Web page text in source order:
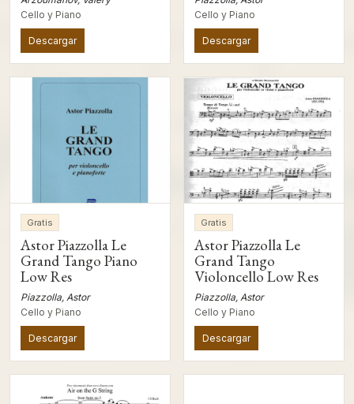
Cello y Piano
Descargar
Cello y Piano
Descargar
Gratis
Astor Piazzolla Le
Grand Tango Piano
Low Res
Piazzolla, Astor
Cello y Piano
Descargar
Gratis
Astor Piazzolla Le
Grand Tango
Violoncello Low Res
Piazzolla, Astor
Cello y Piano
Descargar